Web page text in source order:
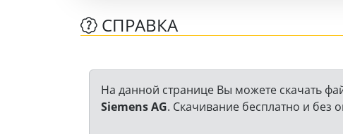
СПРАВКА
На данной странице Вы можете скачать
Siemens AG. Скачивание бесплатно и без